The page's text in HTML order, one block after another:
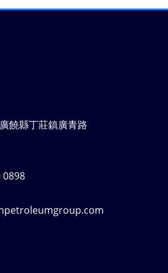
饒縣丁莊鎮廣青路
0898